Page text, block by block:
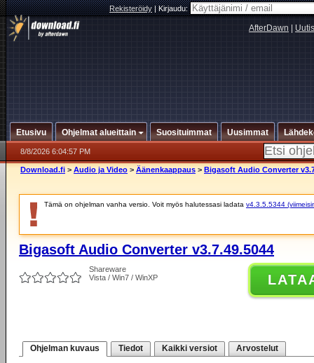
Rekisteröidy|Kirjaudu:
AfterDawn
Etusivu Ohjelmat alueittain Suosituimmat Uusimmat
8/8/2026 6:04:57 PM
Download.fi > Audio ja Video > Äänenkaappaus > Bigasoft Audio Converter
Tämä on ohjelman vanha versio. Voit myös halutessasi ladata v4.3.5.5344
Bigasoft Audio Converter v3.7.49.5044
Shareware
Vista / Win7 / WinXP
Ohjelman kuvaus Tiedot Kaikki versiot Arvostelut